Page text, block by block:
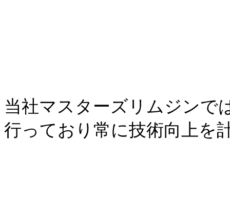
当社マスターズリムジンで
行っており常に技術向上を